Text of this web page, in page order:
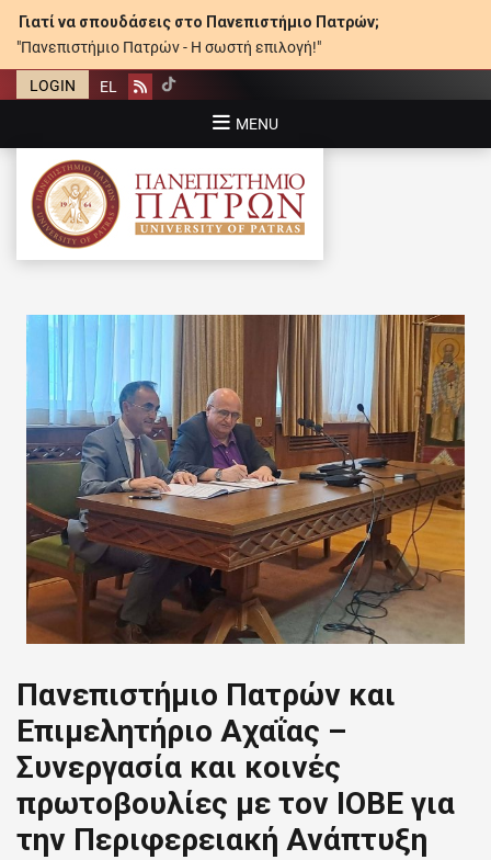
Γιατί να σπουδάσεις στο Πανεπιστήμιο Πατρών;
"Πανεπιστήμιο Πατρών - Η σωστή επιλογή!"
LOGIN EL Rss
MENU
ΠΑΝΕΠΙΣΤΉΜΙΟ ΠΑΤΡΏΝ
Πανεπιστήμιο Πατρών και
Επιμελητήριο Αχαΐας –
Συνεργασία και κοινές
πρωτοβουλίες με τον ΙΟΒΕ για
την Περιφερειακή Ανάπτυξη